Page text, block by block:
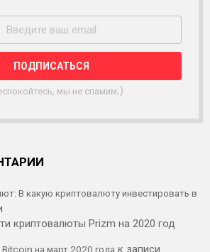
мы не спамим;)
В какую криптовалюту инвестировать в
криптовалюты Prizm на 2020 год
на март 2020 года к записи